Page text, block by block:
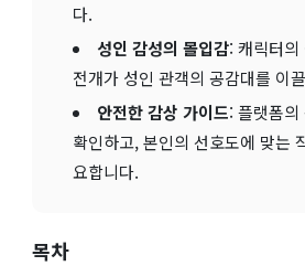
다.
성인 감성의 몰입감: 캐릭터의
전개가 성인 관객의 공감대를 이
안전한 감상 가이드: 플랫폼
확인하고, 본인의 선호도에 맞는
요합니다.
목차